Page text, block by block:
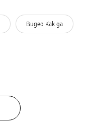
Видео Как да